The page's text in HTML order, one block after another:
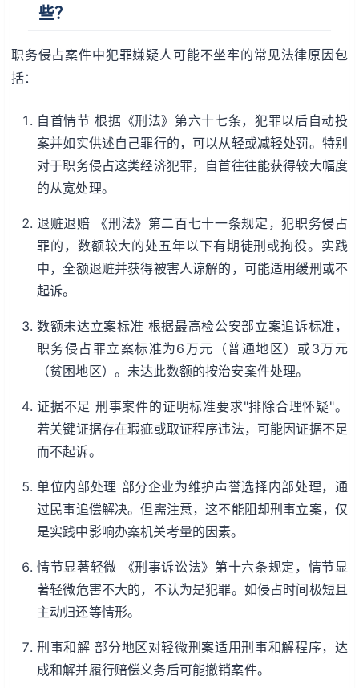
些？
职务侵占案件中犯罪嫌疑人可能不坐牢的常见法律原因包
括：
自首情节 根据《刑法》第六十七条，犯罪以后自动投
案并如实供述自己罪行的，可以从轻或减轻处罚。特别
对于职务侵占这类经济犯罪，自首往往能获得较大幅度
的从宽处理。
退赃退赔 《刑法》第二百七十一条规定，犯职务侵占
罪的，数额较大的处五年以下有期徒刑或拘役。实践
中，全额退赃并获得被害人谅解的，可能适用缓刑或不
起诉。
数额未达立案标准 根据最高检公安部立案追诉标准，
职务侵占罪立案标准为6万元（普通地区）或3万元
（贫困地区）。未达此数额的按治安案件处理。
证据不足 刑事案件的证明标准要求"排除合理怀疑"。
若关键证据存在瑕疵或取证程序违法，可能因证据不足
而不起诉。
单位内部处理 部分企业为维护声誉选择内部处理，通
过民事追偿解决。但需注意，这不能阻却刑事立案，仅
是实践中影响办案机关考量的因素。
情节显著轻微 《刑事诉讼法》第十六条规定，情节显
著轻微危害不大的，不认为是犯罪。如侵占时间极短且
主动归还等情形。
刑事和解 部分地区对轻微刑案适用刑事和解程序，达
成和解并履行赔偿义务后可能撤销案件。